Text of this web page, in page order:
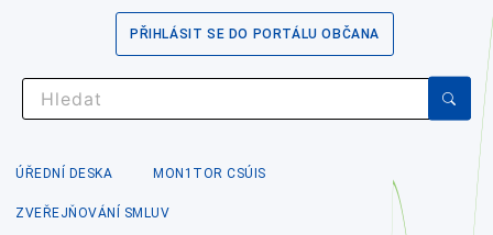
PŘIHLÁSIT SE DO PORTÁLU OBČANA
ÚŘEDNÍ DESKA MON1TOR CSÚIS
ZVEŘEJŇOVÁNÍ SMLUV